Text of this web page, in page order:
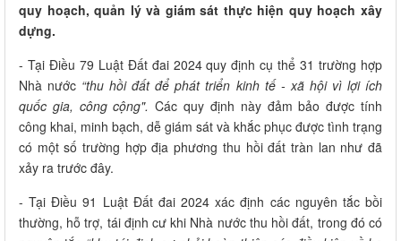
quy hoạch, quản lý và giám sát thực hiện quy hoạch xây
dựng.
- Tại Điều 79 Luật Đất đai 2024 quy định cụ thể 31 trường hợp
Nhà nước “thu hồi đất để phát triển kinh tế - xã hội vì lợi ích
quốc gia, công cộng".Các quy định này đảm bảo được tính
công khai, minh bạch, dễ giám sát và khắc phục được tình trạng
có một số trường hợp địa phương thu hồi đất tràn lan như đã
xảy ra trước đây.
- Tại Điều 91 Luật Đất đai 2024 xác định các nguyên tắc bồi
thường, hỗ trợ, tái định cư khi Nhà nước thu hồi đất, trong đó có